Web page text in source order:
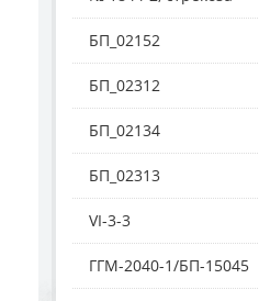
БП_02152
БП_02312
БП_02134
БП_02313
VI-3-3
ГГМ-2040-1/БП-15045